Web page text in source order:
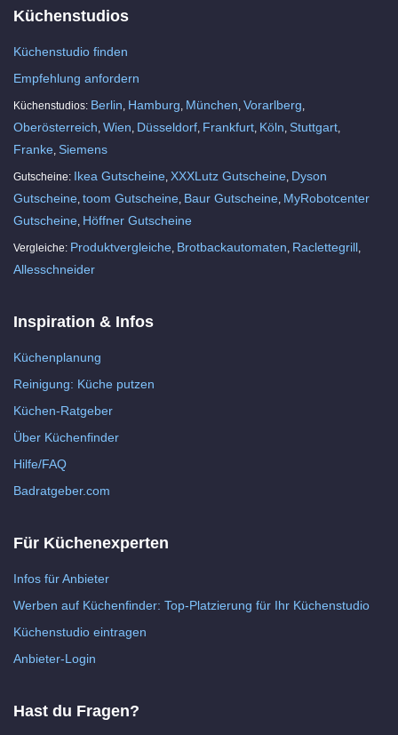
Küchenstudios
Küchenstudio finden
Empfehlung anfordern
Küchenstudios: Berlin Hamburg München Vorarlberg
Oberösterreich Wien Düsseldorf Frankfurt Köln Stuttgart
Franke Siemens
Gutscheine: Ikea Gutscheine XXXLutz Gutscheine Dyson
Gutscheine toom Gutscheine Baur Gutscheine MyRobotcenter
Gutscheine Höffner Gutscheine
Vergleiche: Produktvergleiche Brotbackautomaten Raclettegrill
Allesschneider
Inspiration & Infos
Küchenplanung
Reinigung: Küche putzen
Küchen-Ratgeber
Über Küchenfinder
Hilfe/FAQ
Badratgeber.com
Für Küchenexperten
Infos für Anbieter
Werben auf Küchenfinder: Top-Platzierung für Ihr Küchenstudio
Küchenstudio eintragen
Anbieter-Login
Hast du Fragen?